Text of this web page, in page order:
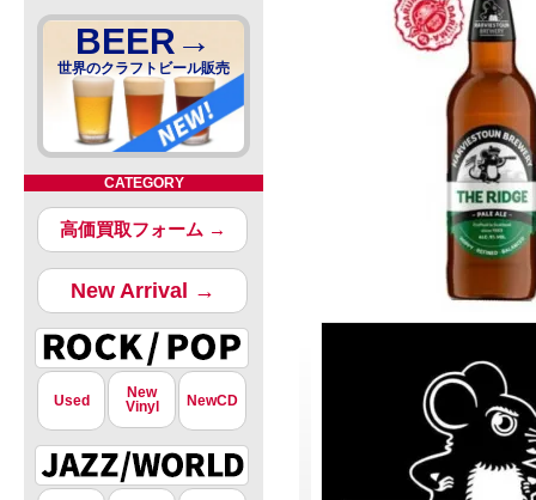
BEER→
世界のクラフトビール販売
CATEGORY
高価買取フォーム →
New Arrival →
Used
New
Vinyl
NewCD